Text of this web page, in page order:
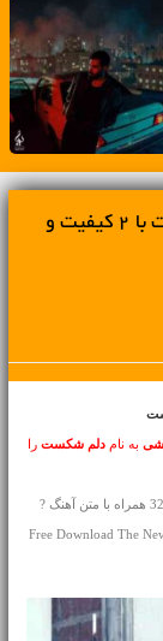
دانلود آهنگ جديد امین مرعشی دلم شکست با 2 کیفیت و
به نامدلم شکست را
Free Download The